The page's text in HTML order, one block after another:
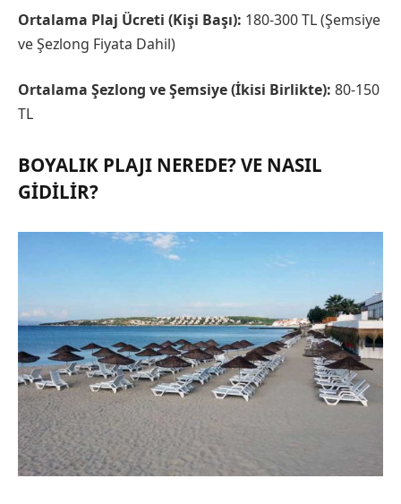
Ortalama Plaj Ücreti (Kişi Başı): 180-300 TL (Şemsiye
ve Şezlong Fiyata Dahil)
Ortalama Şezlong ve Şemsiye (İkisi Birlikte): 80-150
TL
BOYALIK PLAJI NEREDE? VE NASIL
GIDILIR?